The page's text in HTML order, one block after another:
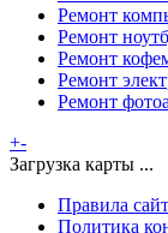
Ремонт
Ремонт
Ремонт
Ремонт
Ремонт
+-
Загрузка карты ...
Правила
Политика